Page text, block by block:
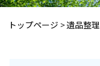
トップページ >遺品整理